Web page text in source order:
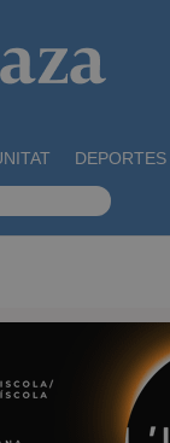
DEPORTES